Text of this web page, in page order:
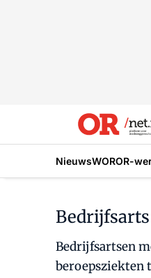
NieuwsWOROR-
Bedrijfsartsen
beroepsziekten